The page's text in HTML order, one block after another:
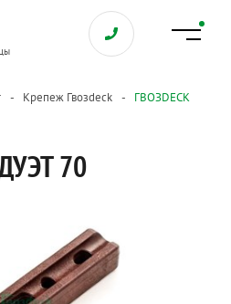
Крепеж Гвозdeck
ГВОЗDECK
70